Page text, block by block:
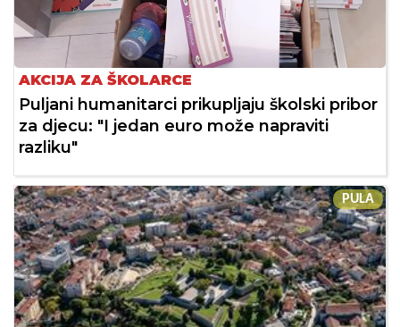
AKCIJA ZA ŠKOLARCE
Puljani humanitarci prikupljaju školski pribor
za djecu: "I jedan euro može napraviti
razliku"
PULA